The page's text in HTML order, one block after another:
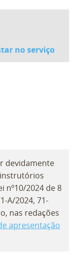
no serviço
devidamente
nº10/2024 de 8
A/2024, 71-
nas redações
apresentação